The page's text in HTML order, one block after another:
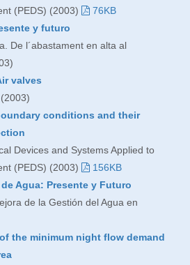
(PEDS) (2003)
76KB
y futuro
De l´abastament en alta al
valves
conditions and their
Devices and Systems Applied to
(PEDS) (2003)
156KB
Agua: Presente y Futuro
de la Gestión del Agua en
the minimum night flow demand